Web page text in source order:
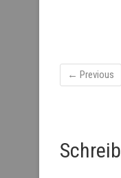
← Previous